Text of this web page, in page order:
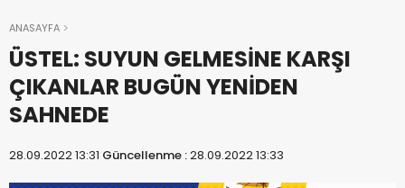
ANASAYFA
ÜSTEL: SUYUN GELMESİNE KARŞI
ÇIKANLAR BUGÜN YENİDEN
SAHNEDE
28.09.2022 13:31 Güncellenme :28.09.2022 13:33